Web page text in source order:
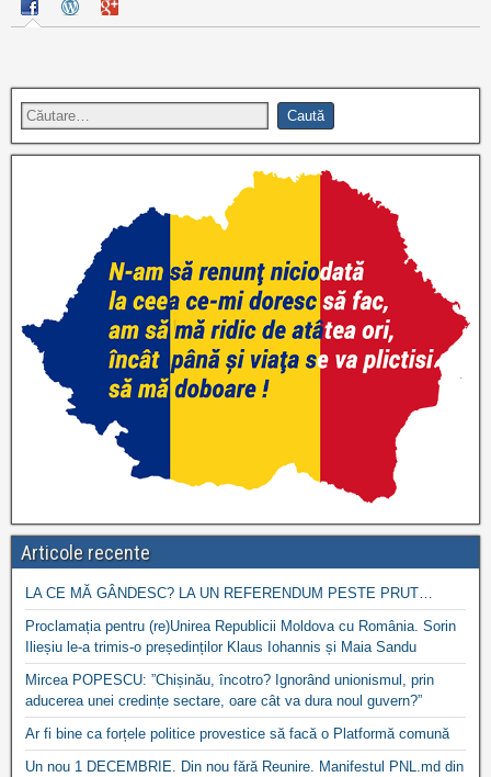
Articole recente
LA CE MĂ GÂNDESC? LA UN REFERENDUM PESTE PRUT…
Proclamația pentru (re)Unirea Republicii Moldova cu România. Sorin
Ilieșiu le-a trimis-o președinților Klaus Iohannis și Maia Sandu
Mircea POPESCU: ”Chișinău, încotro? Ignorând unionismul, prin
aducerea unei credințe sectare, oare cât va dura noul guvern?”
Ar fi bine ca forțele politice provestice să facă o Platformă comună
Un nou 1 DECEMBRIE. Din nou fără Reunire. Manifestul PNL.md din